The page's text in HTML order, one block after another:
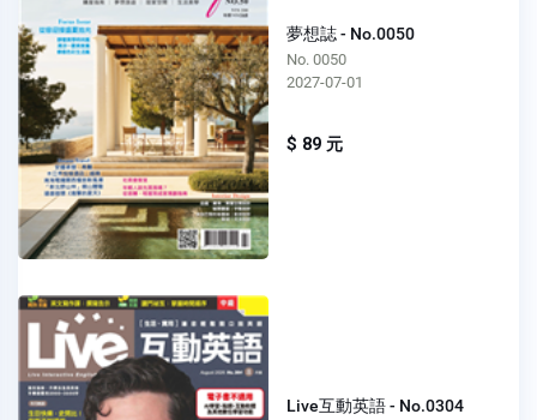
夢想誌 - No.0050
No. 0050
2027-07-01
$ 89 元
Live互動英語 - No.0304